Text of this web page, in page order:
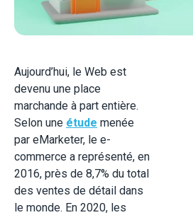
Aujourd’hui, le Web est
devenu une place
marchande à part entière.
Selon une étude menée
par eMarketer, le e-
commerce a représenté, en
2016, près de 8,7% du total
des ventes de détail dans
le monde. En 2020, les